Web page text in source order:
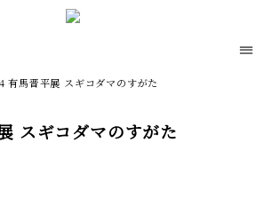
有馬晋平展 スギコダマのすがた
スギコダマのすがた